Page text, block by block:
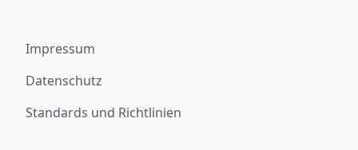
Impressum
Datenschutz
Standards und Richtlinien